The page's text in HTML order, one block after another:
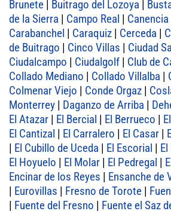
Brunete | Buitrago del Lozoya |
de la Sierra | Campo Real | Canencia
Carabanchel | Caraquiz | Cerceda |
de Buitrago | Cinco Villas | Ciudad
Ciudalcampo | Ciudalgolf | Club de
Collado Mediano | Collado Villalba |
Colmenar Viejo | Conde Orgaz |
Monterrey | Daganzo de Arriba |
El Atazar | El Bercial | El Berrueco |
El Cantizal | El Carralero | El Casar |
| El Cubillo de Uceda | El Escorial |
El Hoyuelo | El Molar | El Pedregal |
Encinar de los Reyes | Ensanche de
| Eurovillas | Fresno de Torote |
| Fuente del Fresno | Fuente el Saz